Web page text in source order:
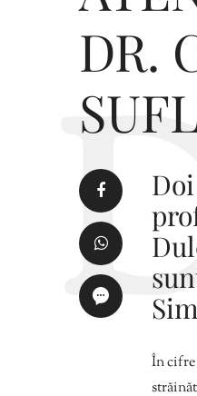
DR.
În cifre